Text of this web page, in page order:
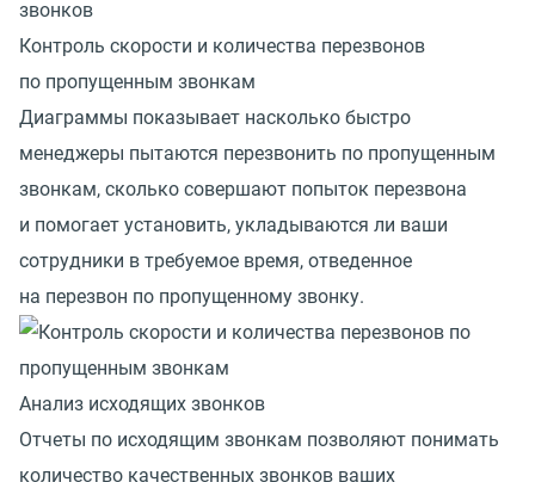
Контроль скорости и количества перезвонов
по пропущенным звонкам
Диаграммы показывает насколько быстро
менеджеры пытаются перезвонить по пропущенным
звонкам, сколько совершают попыток перезвона
и помогает установить, укладываются ли ваши
сотрудники в требуемое время, отведенное
на перезвон по пропущенному звонку.
Анализ исходящих звонков
Отчеты по исходящим звонкам позволяют понимать
количество качественных звонков ваших